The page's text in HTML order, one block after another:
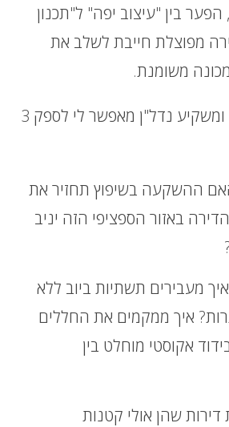
בין "עיצוב יפה" ל"תכנון
מפוצלת חייבת לשלב את
משומנת.
ניסיוני כמעצב פנים ומשקיע נדל"ן מאפשר לי לספק 3
ההשקעה בשיפוץ תחזיר את
באזור הספציפי הזה יניב
איך מעבירים תשתיות ביוב ללא
איך ממקמים את החללים
אקוסטי מוחלט בין
דירות שהן אולי קטנות